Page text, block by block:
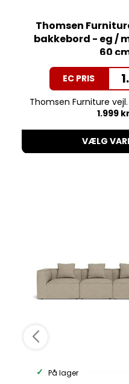
Thomsen
bakkebord - eg /
60
EC PRIS
Thomsen Furniture vejl.
1.999
VÆLG
På lager